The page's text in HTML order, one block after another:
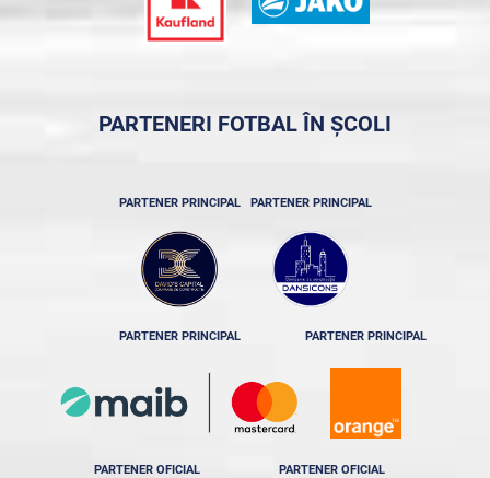
PARTENERI FOTBAL ÎN ȘCOLI
PARTENER PRINCIPAL PARTENER PRINCIPAL
PARTENER PRINCIPAL PARTENER PRINCIPAL
PARTENER OFICIAL PARTENER OFICIAL